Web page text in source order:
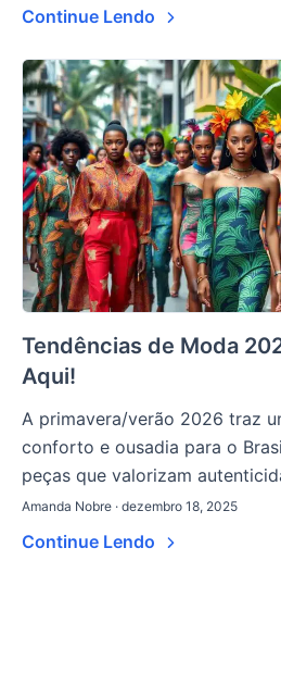
Continue Lendo
Tendências de Moda
Aqui!
A primavera/verão 2026 traz
conforto e ousadia para o
peças que valorizam
Amanda Nobre · dezembro 18, 2025
Continue Lendo